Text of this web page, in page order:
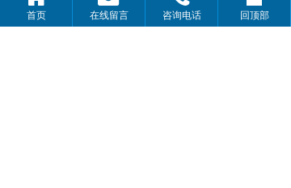
首页 在线留言 咨询电话 回顶部